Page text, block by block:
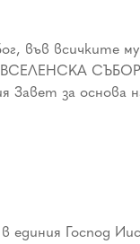
във всичките
ВСЕЛЕНСКА
за основа
Господ